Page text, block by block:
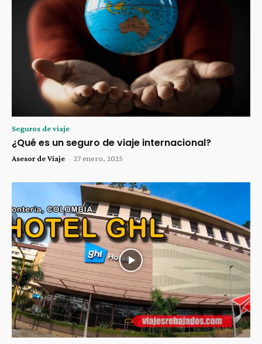
Seguros de viaje
¿Qué es un seguro de viaje internacional?
Asesor de Viaje - 27 enero, 2025